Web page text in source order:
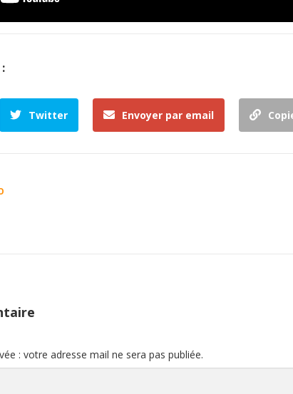
Twitter Envoyer par email
: votre adresse mail ne sera pas publiée.